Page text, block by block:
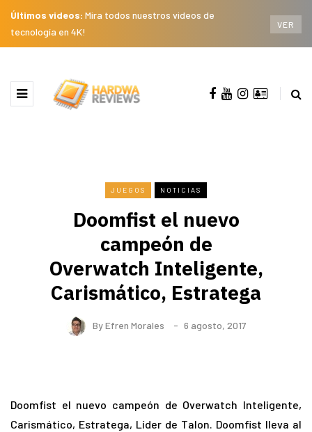
Últimos videos: Mira todos nuestros videos de
tecnología en 4K!
VER
JUEGOS NOTICIAS
Doomfist el nuevo
campeón de
Overwatch Inteligente,
Carismático, Estratega
ByEfren Morales 6 agosto, 2017
Doomfist el nuevo campeón de Overwatch Inteligente,
Carismático, Estratega, Líder de Talon. Doomfist lleva al